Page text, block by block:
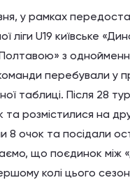
у рамках
ліги U19 київське
з
перебували у
таблиці. Після 28
розмістилися на
8 очок та посідали
що поєдинок між
колі цього